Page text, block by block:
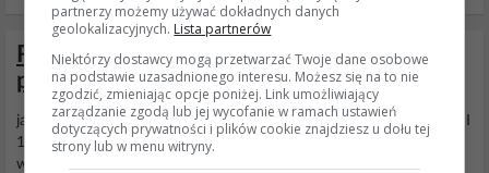
Renault Laguna II - Opinie osób
posiadających to auto.
ja osobiście posiadam i peugeota 406 2.0 HDi 110 2001r i Lagune
1.9 dCi 120 2001r . Auta bardzo wygodne, odrazu mówię że
wygodniejsze od passata. Z awaryjnościa to niestety mam problem
partnerzy możemy używać dokładnych danych
geolokalizacyjnych. Lista partnerów
Niektórzy dostawcy mogą przetwarzać Twoje dane osobowe
na podstawie uzasadnionego interesu. Możesz się na to nie
zgodzić, zmieniając opcje poniżej. Link umożliwiający
zarządzanie zgodą lub jej wycofanie w ramach ustawień
dotyczących prywatności i plików cookie znajdziesz u dołu tej
strony lub w menu witryny.